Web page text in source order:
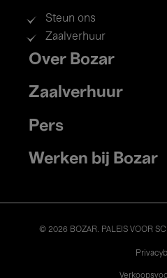
Steun ons
Zaalverhuur
Footer
menu
Over Bozar
Zaalverhuur
Pers
Werken bij Bozar
© 2026 BOZAR. PALEIS VOOR